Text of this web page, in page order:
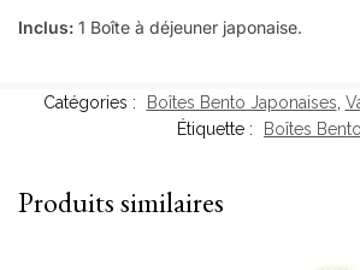
Inclus: 1 Boîte à déjeuner japonaise.
Catégories : Boîtes Bento Japonaises
Étiquette :
Boîtes Bento
Produits similaires